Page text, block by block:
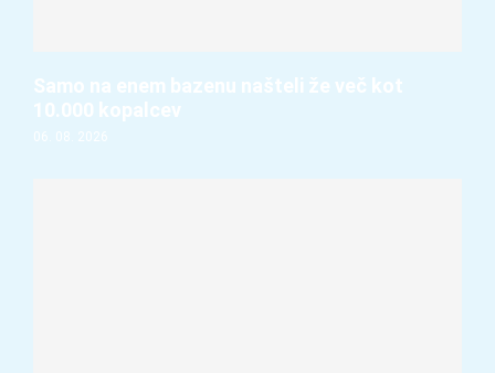
Samo na enem bazenu našteli že več kot
10.000 kopalcev
06. 08. 2026